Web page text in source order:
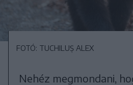
FOTÓ: TUCHILUȘ ALEX
Nehéz megmondani,